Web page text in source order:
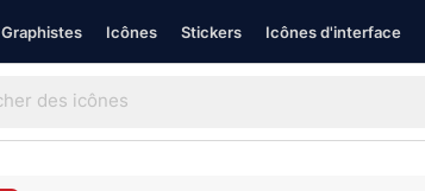
Graphistes Icônes Stickers Icônes d'interface